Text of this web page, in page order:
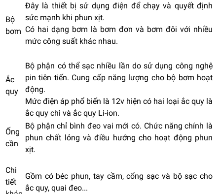
Bộ
bơm
Đây là thiết bị sử dụng điện để chạy và quyết định
sức mạnh khi phun xịt.
Có hai dạng bơm là bơm đơn và bơm đôi với nhiều
mức công suất khác nhau.
Ắc
quy
Bộ phận có thể sạc nhiều lần do sử dụng công nghệ
pin tiên tiến. Cung cấp năng lượng cho bộ bơm hoạt
động.
Mức điện áp phổ biến là 12v hiện có hai loại ắc quy là
ắc quy chì và ắc quy Li-ion.
Ống
cần
Bộ phận chỉ bình đeo vai mới có. Chức năng chính là
phun chất lỏng và điều hướng cho hoạt động phun
xịt.
Chi
tiết
Gồm có béc phun, tay cầm, cổng sạc và bộ sạc cho
ắc quy, quai đeo...